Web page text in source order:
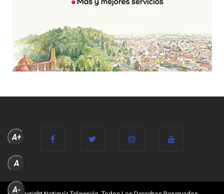
A+
A
A-